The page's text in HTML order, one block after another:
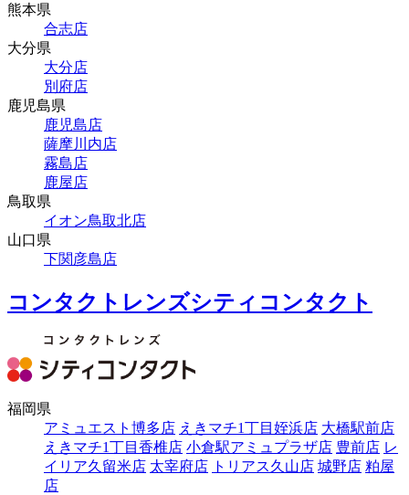
熊本県
合志店
大分県
大分店
別府店
鹿児島県
鹿児島店
薩摩川内店
霧島店
鹿屋店
鳥取県
イオン鳥取北店
山口県
下関彦島店
コンタクトレンズシティコンタクト
福岡県
アミュエスト博多店 えきマチ1丁目姪浜店 大橋駅前店
えきマチ1丁目香椎店 小倉駅アミュプラザ店 豊前店 レ
イリア久留米店 太宰府店 トリアス久山店 城野店 粕屋
店